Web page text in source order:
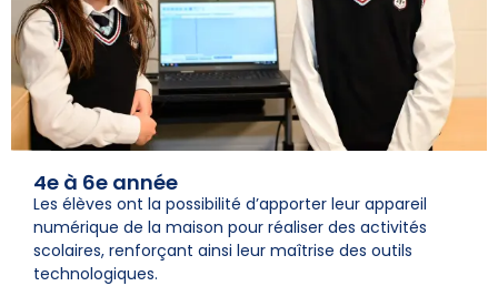
4e à 6e année
Les élèves ont la possibilité d’apporter leur appareil
numérique de la maison pour réaliser des activités
scolaires, renforçant ainsi leur maîtrise des outils
technologiques.